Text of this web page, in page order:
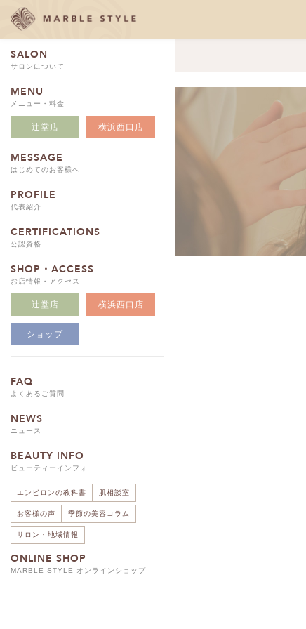
SALON
サロンについて
MENU
メニュー・料金
辻堂店 横浜西口店
MESSAGE
はじめてのお客様へ
PROFILE
代表紹介
CERTIFICATIONS
公認資格
SHOP・ACCESS
お店情報・アクセス
辻堂店 横浜西口店
ショップ
FAQ
よくあるご質問
NEWS
ニュース
BEAUTY INFO
ビューティーインフォ
エンビロンの教科書 肌相談室
お客様の声 季節の美容コラム
サロン・地域情報
ONLINE SHOP
MARBLE STYLE オンラインショップ